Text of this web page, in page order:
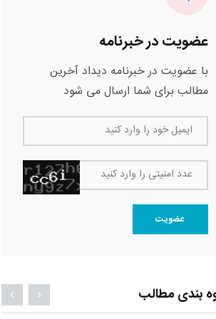
عضویت در خبرنامه
با عضویت در خبرنامه دیداد آخرین
مطالب برای شما ارسال می شود
ایمیل خود را وارد کنید
عدد امنیتی را وارد کنید
عضویت
بندی مطالب